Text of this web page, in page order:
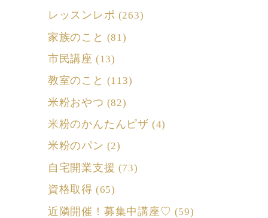
レッスンレポ (263)
家族のこと (81)
市民講座 (13)
教室のこと (113)
米粉おやつ (82)
米粉のかんたんピザ (4)
米粉のパン (2)
自宅開業支援 (73)
資格取得 (65)
近隣開催！募集中講座♡ (59)